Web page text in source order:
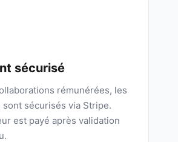
sécurisé
rémunérées, les
sont sécurisés via Stripe.
est payé après validation